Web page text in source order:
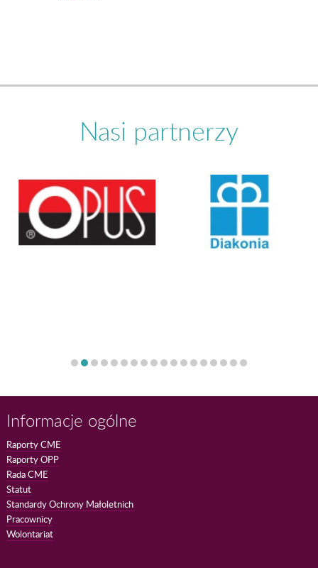
Nasi partnerzy
Informacje ogólne
Raporty CME
Raporty OPP
Rada CME
Statut
Standardy Ochrony Małoletnich
Pracownicy
Wolontariat